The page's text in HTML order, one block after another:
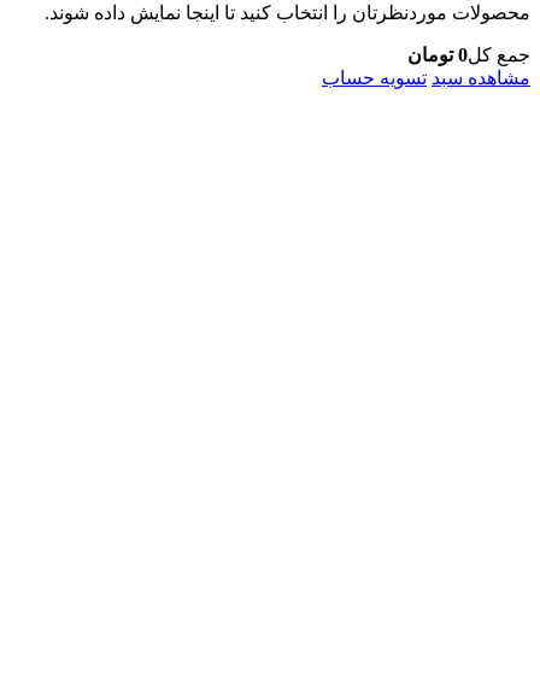
محصولات موردنظرتان را انتخاب کنید تا اینجا نمایش داده شوند.
جمع کل0 تومان
مشاهده سبد تسویه حساب